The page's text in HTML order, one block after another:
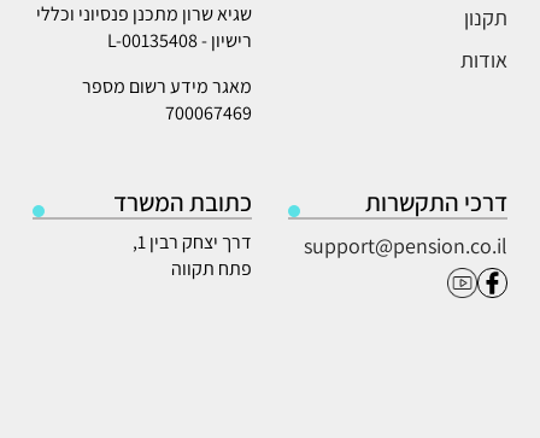
תקנון
אודות
שגיא שרון מתכנן פנסיוני וכללי
רישיון - L-00135408
מאגר מידע רשום מספר
700067469
דרכי התקשרות
support@pension.co.il
כתובת המשרד
דרך יצחק רבין 1,
פתח תקווה